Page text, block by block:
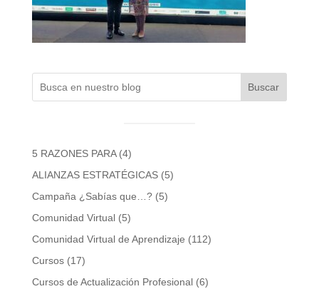
Buscar
5 RAZONES PARA(4)
ALIANZAS ESTRATÉGICAS(5)
Campaña ¿Sabías que…?(5)
Comunidad Virtual(5)
Comunidad Virtual de Aprendizaje (112)
Cursos(17)
Cursos de Actualización Profesional(6)